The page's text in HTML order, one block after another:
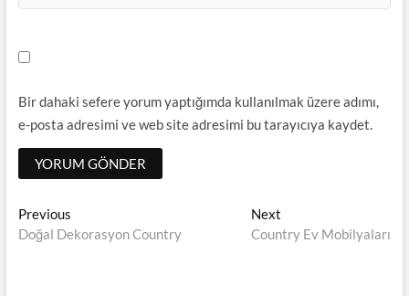
Bir dahaki sefere yorum yaptığımda kullanılmak üzere adımı,
e-posta adresimi ve web site adresimi bu tarayıcıya kaydet.
Yazı
dolaşımı
PreviousPrevious
post:
Doğal Dekorasyon Country
Next
post:
Country Ev Mobilyaları